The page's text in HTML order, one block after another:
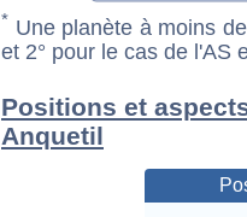
* Une planète à moins
et 2° pour le cas de l'AS
Positions et
Anquetil